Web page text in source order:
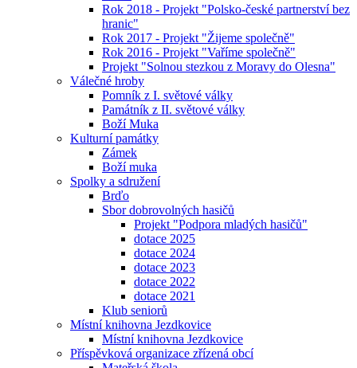
Rok 2018 - Projekt "Polsko-české partnerství bez
hranic"
Rok 2017 - Projekt "Žijeme společně"
Rok 2016 - Projekt "Vaříme společně"
Projekt "Solnou stezkou z Moravy do Olesna"
Válečné hroby
Pomník z I. světové války
Památník z II. světové války
Boží Muka
Kulturní památky
Zámek
Boží muka
Spolky a sdružení
Brďo
Sbor dobrovolných hasičů
Projekt "Podpora mladých hasičů"
dotace 2025
dotace 2024
dotace 2023
dotace 2022
dotace 2021
Klub seniorů
Místní knihovna Jezdkovice
Místní knihovna Jezdkovice
Příspěvková organizace zřízená obcí